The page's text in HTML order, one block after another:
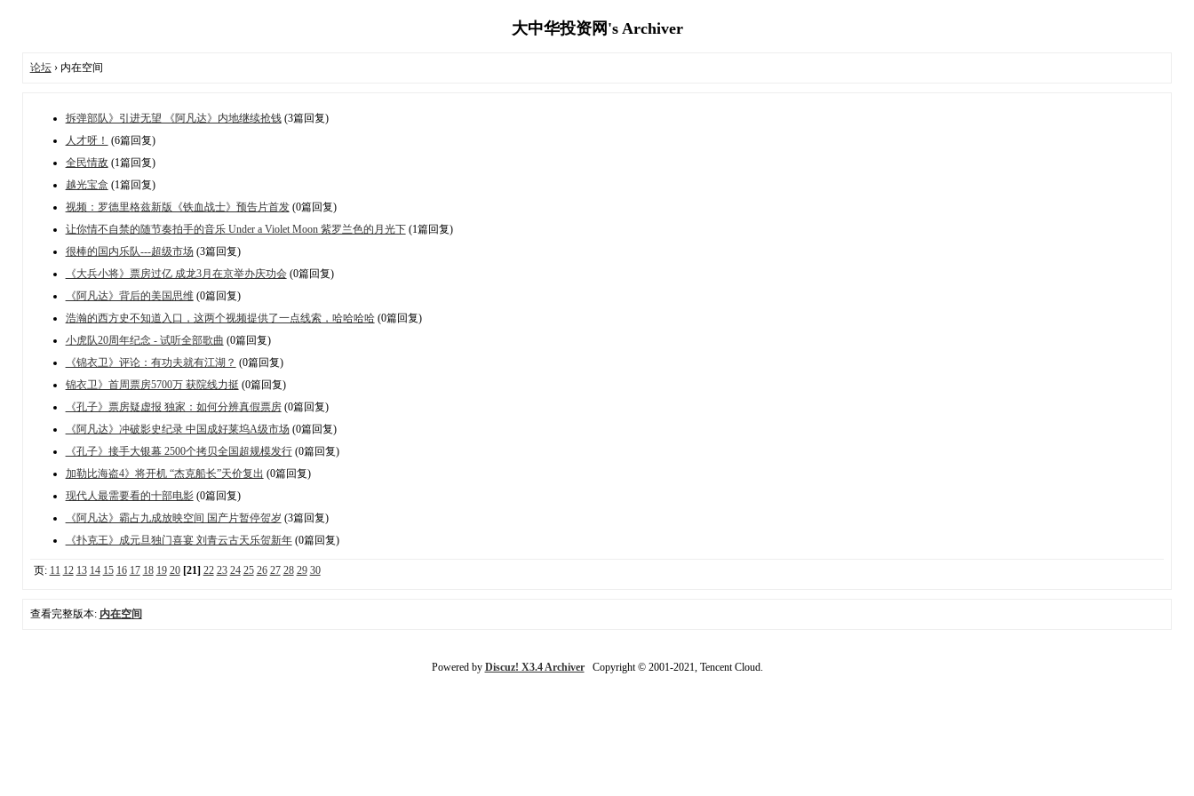
大中华投资网's Archiver
论坛› 内在空间
拆弹部队》引进无望 《阿凡达》内地继续抢钱(3篇回复)
人才呀！ (6篇回复)
全民情敌 (1篇回复)
越光宝盒 (1篇回复)
视频：罗德里格兹新版《铁血战士》预告片首发(0篇回复)
让你情不自禁的随节奏拍手的音乐 Under a Violet Moon 紫罗兰色的月光下(1篇回复)
很棒的国内乐队---超级市场 (3篇回复)
《大兵小将》票房过亿 成龙3月在京举办庆功会(0篇回复)
《阿凡达》背后的美国思维(0篇回复)
浩瀚的西方史不知道入口，这两个视频提供了一点线索，哈哈哈哈 (0篇回复)
小虎队20周年纪念 - 试听全部歌曲 (0篇回复)
《锦衣卫》评论：有功夫就有江湖？ (0篇回复)
锦衣卫》首周票房5700万 获院线力挺 (0篇回复)
《孔子》票房疑虚报 独家：如何分辨真假票房(0篇回复)
《阿凡达》冲破影史纪录 中国成好莱坞A级市场 (0篇回复)
《孔子》接手大银幕 2500个拷贝全国超规模发行(0篇回复)
加勒比海盗4》将开机 “杰克船长”天价复出 (0篇回复)
现代人最需要看的十部电影(0篇回复)
《阿凡达》霸占九成放映空间 国产片暂停贺岁 (3篇回复)
《扑克王》成元旦独门喜宴 刘青云古天乐贺新年(0篇回复)
页: 11 12 13 14 15 16 17 18 19 20 [21] 22 23 24 25 26 27 28 29 30
查看完整版本: 内在空间
Powered by Discuz! X3.4 ArchiverCopyright © 2001-2021, Tencent Cloud.